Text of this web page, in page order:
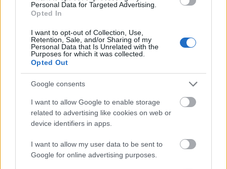
Personal Data for Targeted Advertising.
Opted In
I want to opt-out of Collection, Use,
Retention, Sale, and/or Sharing of my
Personal Data that Is Unrelated with the
Purposes for which it was collected.
Opted Out
Google consents
I want to allow Google to enable storage
related to advertising like cookies on web or
device identifiers in apps.
I want to allow my user data to be sent to
Google for online advertising purposes.
12 éves lett a Lucullus BT /
RáWangolódtunk/Adományt
gyűjtöttünk
•2015. december 01.